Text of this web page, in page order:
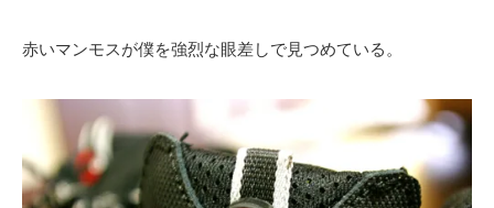
赤いマンモスが僕を強烈な眼差しで見つめている。